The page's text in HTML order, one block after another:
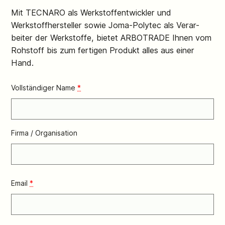
Mit TECNARO als Werkstoffentwickler und
Werkstoffhersteller sowie Joma-Polytec als Verar-
beiter der Werkstoffe, bietet ARBOTRADE Ihnen vom
Rohstoff bis zum fertigen Produkt alles aus einer
Hand.
Vollständiger Name*
Firma / Organisation
Email*